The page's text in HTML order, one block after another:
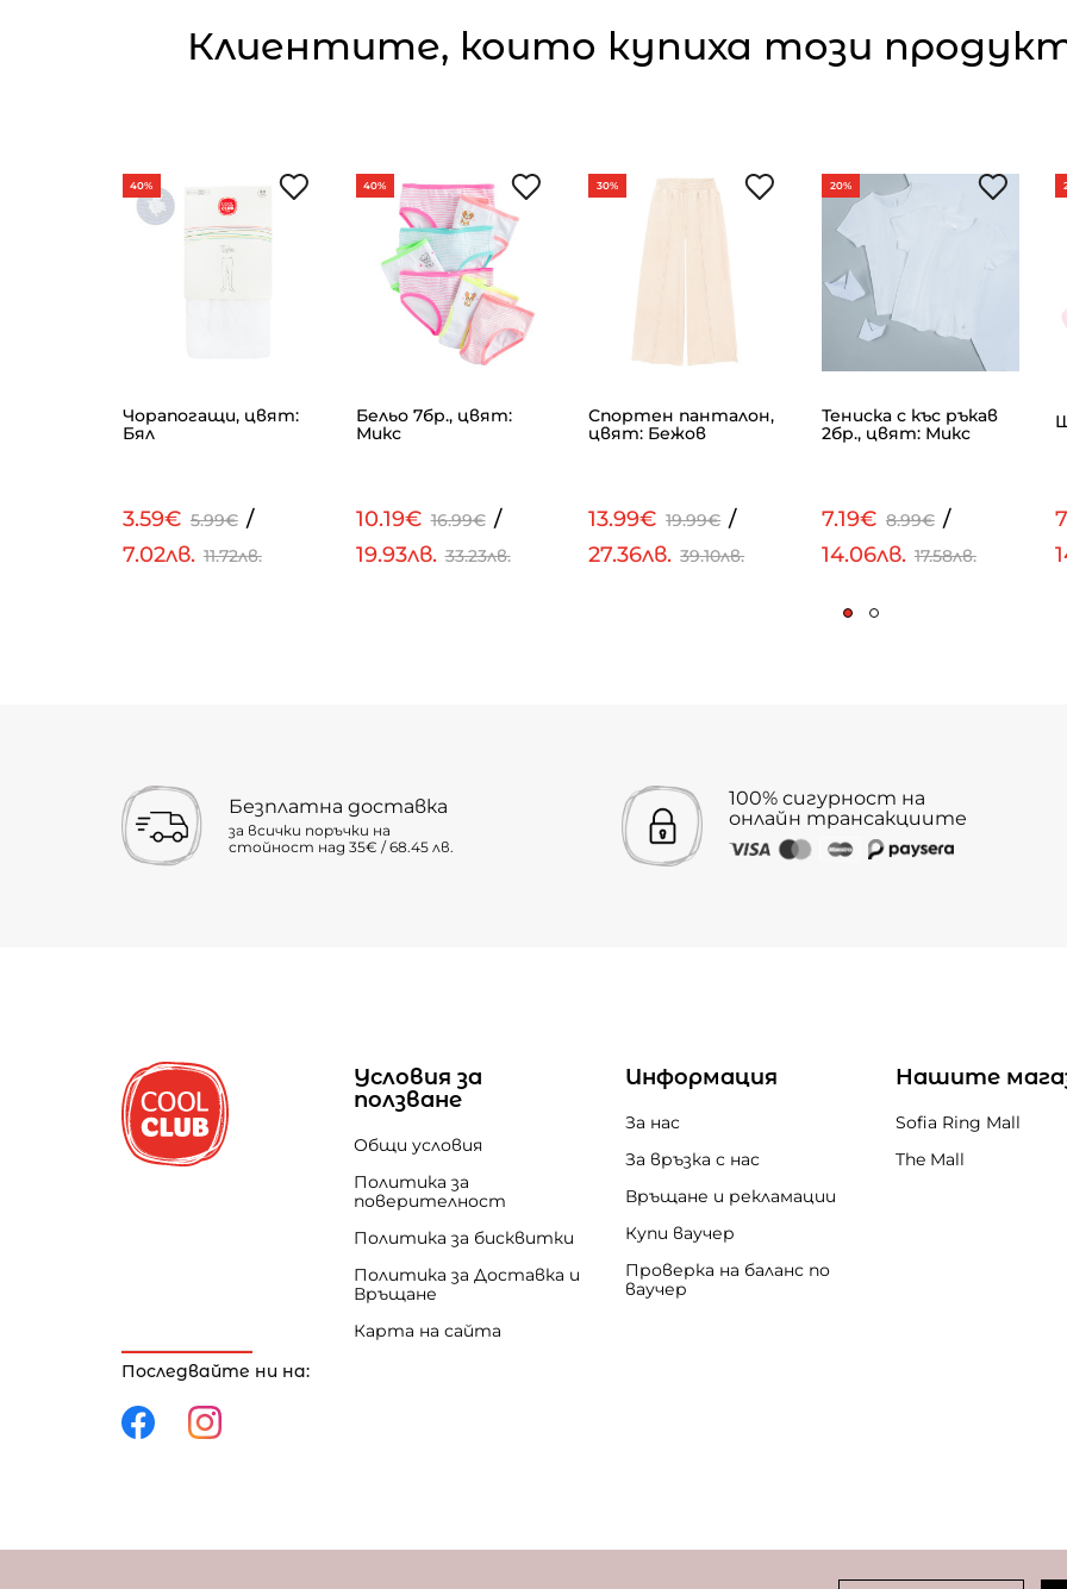
Клиентите, които купиха този
40%
Чорапогащи, цвят:
Бял
3.59€ 5.99€ /
7.02лв. 11.72лв.
40%
Бельо 7бр., цвят:
Микс
10.19€ 16.99€ /
19.93лв. 33.23лв.
30%
Спортен панталон,
цвят: Бежов
13.99€ 19.99€ /
27.36лв. 39.10лв.
20%
Тениска с къс ръкав
2бр., цвят: Микс
7.19€ 8.99€ /
14.06лв. 17.58лв.
Безплатна доставка
за всички поръчки на
стойност над 35€ / 68.45 лв.
100% сигурност на
онлайн трансакциите
Последвайте ни на:
Условия за
ползване
Общи условия
Политика за
поверителност
Политика за бисквитки
Политика за Доставка и
Връщане
Карта на сайта
Информация
За нас
За връзка с нас
Връщане и рекламации
Купи ваучер
Проверка на баланс по
ваучер
Нашите
Sofia Ring Mall
The Mall